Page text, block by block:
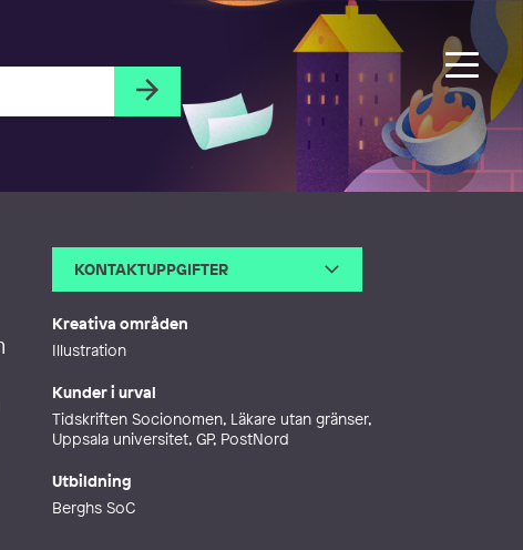
KONTAKTUPPGIFTER
om
Webb
on.com
Kreativa områden
Illustration
Kunder i urval
Tidskriften Socionomen, Läkare utan gränser,
Uppsala universitet, GP, PostNord
Utbildning
Berghs SoC